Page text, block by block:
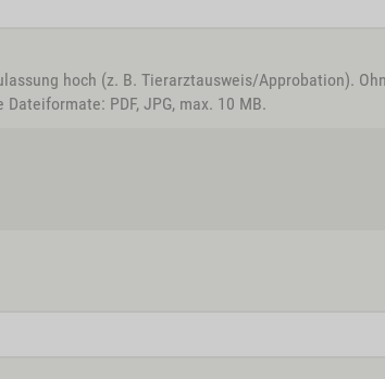
hoch (z. B. Tierarztausweis/Approbation).
PDF, JPG, max. 10 MB.